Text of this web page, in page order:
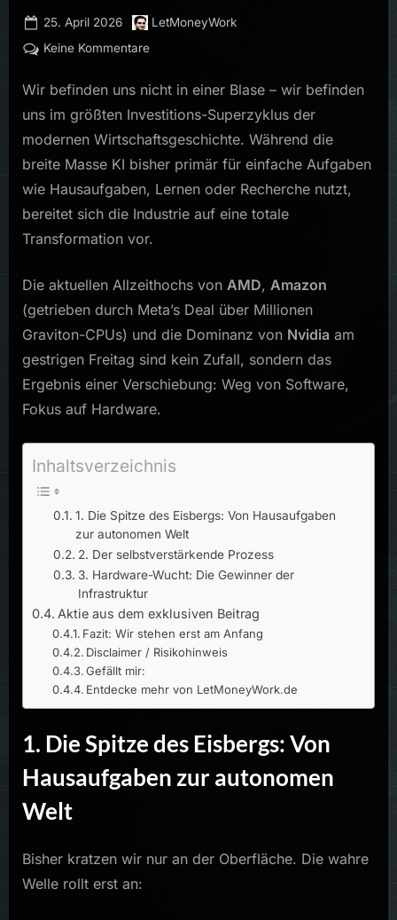
Posted
on
25. April 2026 By
LetMoneyWork
Keine Kommentarezu
KI-
Superzyklus:
Hardware
die
neue
Weltwährung
Wir befinden uns nicht in einer Blase – wir befinden
uns im größten Investitions-Superzyklus der
modernen Wirtschaftsgeschichte. Während die
breite Masse KI bisher primär für einfache Aufgaben
wie Hausaufgaben, Lernen oder Recherche nutzt,
bereitet sich die Industrie auf eine totale
Transformation vor.
Die aktuellen Allzeithochs von AMD, Amazon
(getrieben durch Meta’s Deal über Millionen
Graviton-CPUs) und die Dominanz von Nvidia am
gestrigen Freitag sind kein Zufall, sondern das
Ergebnis einer Verschiebung: Weg von Software,
Fokus auf Hardware.
Inhaltsverzeichnis
1. Die Spitze des Eisbergs: Von Hausaufgaben
zur autonomen Welt
2. Der selbstverstärkende Prozess
3. Hardware-Wucht: Die Gewinner der
Infrastruktur
Aktie aus dem exklusiven Beitrag
Fazit: Wir stehen erst am Anfang
Disclaimer / Risikohinweis
Gefällt mir:
Entdecke mehr von LetMoneyWork.de
1. Die Spitze des Eisbergs: Von
Hausaufgaben zur autonomen
Welt
Bisher kratzen wir nur an der Oberfläche. Die wahre
Welle rollt erst an: